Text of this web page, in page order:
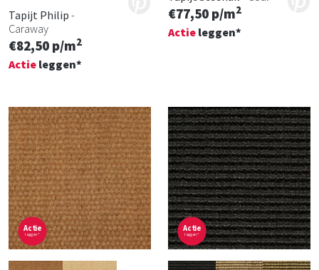
Tapijt Philip -
Caraway
€82,50 p/m2
Actie leggen*
€77,50 p/m2
Actie leggen*
Actie
leggen*
Actie
leggen*